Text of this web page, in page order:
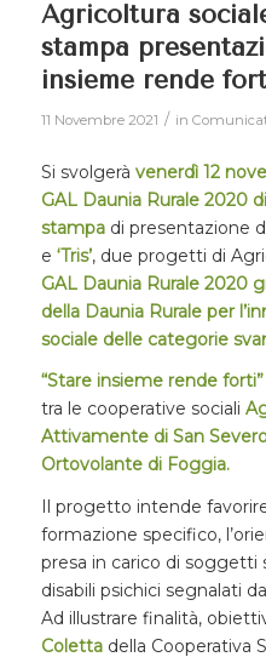
Agricoltura
stampa
insieme rende
11 Novembre 2021 / in
Si svolgerà venerdì 12
GAL Daunia Rurale 2020
stampadi presentazione
e ‘Tris’, due progetti di
GAL Daunia Rurale 2020
della Daunia Rurale per
sociale delle categorie
“Stare insieme rende forti”
tra le cooperative sociali
Attivamente di San
Ortovolante di Foggia.
Il progetto intende
formazione specifico,
presa in carico di soggetti
disabili psichici segnalati
Ad illustrare finalità,
Colettadella Cooperativa